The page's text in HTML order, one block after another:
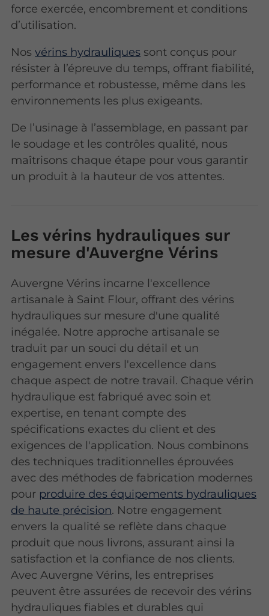
force exercée, encombrement et conditions
d’utilisation.
Nosvérins hydrauliques sont conçus pour
résister à l’épreuve du temps, offrant fiabilité,
performance et robustesse, même dans les
environnements les plus exigeants.
De l’usinage à l’assemblage, en passant par
le soudage et les contrôles qualité, nous
maîtrisons chaque étape pour vous garantir
un produit à la hauteur de vos attentes.
Les vérins hydrauliques sur
mesure d'Auvergne Vérins
Auvergne Vérins incarne l'excellence
artisanale à Saint Flour, offrant des vérins
hydrauliques sur mesure d'une qualité
inégalée. Notre approche artisanale se
traduit par un souci du détail et un
engagement envers l'excellence dans
chaque aspect de notre travail. Chaque vérin
hydraulique est fabriqué avec soin et
expertise, en tenant compte des
spécifications exactes du client et des
exigences de l'application. Nous combinons
des techniques traditionnelles éprouvées
avec des méthodes de fabrication modernes
pour produire des équipements hydrauliques
de haute précision. Notre engagement
envers la qualité se reflète dans chaque
produit que nous livrons, assurant ainsi la
satisfaction et la confiance de nos clients.
Avec Auvergne Vérins, les entreprises
peuvent être assurées de recevoir des vérins
hydrauliques fiables et durables qui